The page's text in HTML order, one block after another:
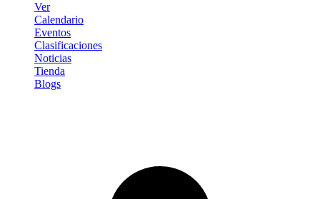
Ver
Calendario
Eventos
Clasificaciones
Noticias
Tienda
Blogs